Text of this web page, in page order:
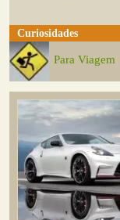
Curiosidades
Para Viagem